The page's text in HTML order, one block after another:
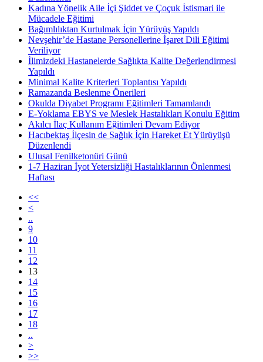
Kadına Yönelik Aile İçi Şiddet ve Çoçuk İstismari ile
Mücadele Eğitimi
Bağımlılıktan Kurtulmak İçin Yürüyüş Yapıldı
Nevşehir’de Hastane Personellerine İşaret Dili Eğitimi
Veriliyor
İlimizdeki Hastanelerde Sağlıkta Kalite Değerlendirmesi
Yapıldı
Minimal Kalite Kriterleri Toplantısı Yapıldı
Ramazanda Beslenme Önerileri
Okulda Diyabet Programı Eğitimleri Tamamlandı
E-Yoklama EBYS ve Meslek Hastalıkları Konulu Eğitim
Akılcı İlaç Kullanım Eğitimleri Devam Ediyor
Hacıbektaş İlçesin de Sağlık İçin Hareket Et Yürüyüşü
Düzenlendi
Ulusal Fenilketonüri Günü
1-7 Haziran İyot Yetersizliği Hastalıklarının Önlenmesi
Haftası
<<
<
..
9
10
11
12
13
14
15
16
17
18
..
>
>>